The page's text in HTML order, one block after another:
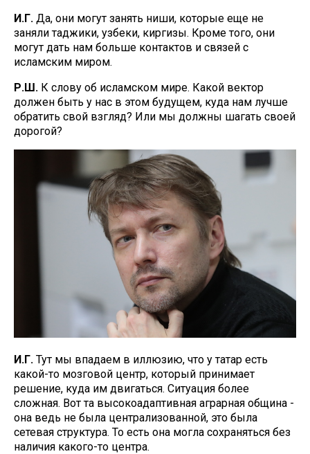
И.Г. Да, они могут занять ниши, которые еще не
заняли таджики, узбеки, киргизы. Кроме того, они
могут дать нам больше контактов и связей с
исламским миром.
Р.Ш. К слову об исламском мире. Какой вектор
должен быть у нас в этом будущем, куда нам лучше
обратить свой взгляд? Или мы должны шагать своей
дорогой?
И.Г. Тут мы впадаем в иллюзию, что у татар есть
какой-то мозговой центр, который принимает
решение, куда им двигаться. Ситуация более
сложная. Вот та высокоадаптивная аграрная община -
она ведь не была централизованной, это была
сетевая структура. То есть она могла сохраняться без
наличия какого-то центра.